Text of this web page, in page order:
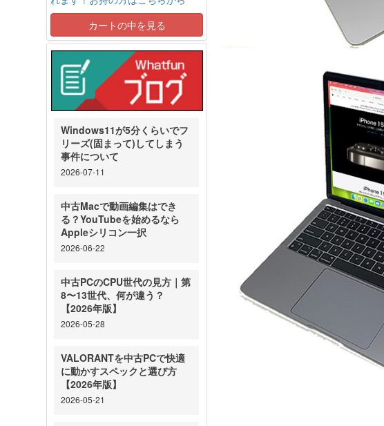
カートの中を見る
Windows11が5分くらいでフ
リーズ(固まって)してしまう
事件について
2026-07-11
中古Macで動画編集はでき
る？YouTubeを始めるなら
Appleシリコン一択
2026-06-22
中古PCのCPU世代の見方｜第
8〜13世代、何が違う？
【2026年版】
2026-05-28
VALORANTを中古PCで快適
に動かすスペックと選び方
【2026年版】
2026-05-21